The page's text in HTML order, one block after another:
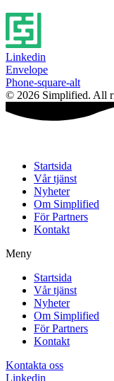
Linkedin
Envelope
Phone-square-alt
© 2026 Simplified. All
Startsida
Vår tjänst
Nyheter
Om Simplified
För Partners
Kontakt
Meny
Startsida
Vår tjänst
Nyheter
Om Simplified
För Partners
Kontakt
Kontakta oss
Linkedin